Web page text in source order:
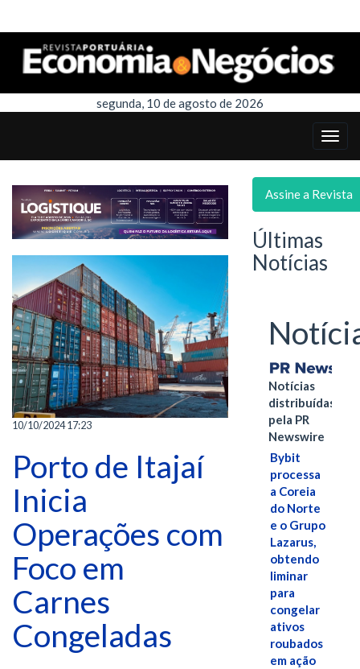
segunda, 10 de agosto de 2026
10/10/2024 17:23
Porto de Itajaí
Inicia
Operações com
Foco em
Carnes
Congeladas
Assine a Revista
Últimas
Notícias
Notícias
distribuídas
pela PR
Newswire
Bybit
processa
a Coreia
do Norte
e o Grupo
Lazarus,
obtendo
liminar
para
congelar
ativos
roubados
em ação